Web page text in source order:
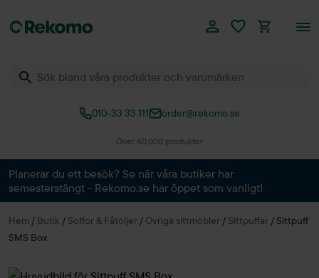
010-33 33 111 order@rekomo.se
Över 60.000 produkter
Planerar du ett besök? Se när våra butiker har
semesterstängt - Rekomo.se har öppet som vanligt!
Hem / Butik / Soffor & Fåtöljer / Övriga sittmöbler / Sittpuffar / Sittpuff
SMS Box